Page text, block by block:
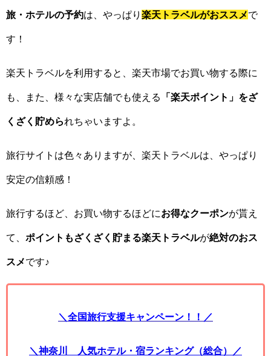
旅・ホテルの予約は、やっぱり 楽天トラベルがおススメで
す！
楽天トラベルを利用すると、楽天市場でお買い物する際に
も、また、様々な実店舗でも使える 「楽天ポイント」をざ
くざく貯められちゃいますよ。
旅行サイトは色々ありますが、楽天トラベルは、やっぱり
安定の信頼感！
旅行するほど、お買い物するほどにお得なクーポンが貰え
て、 ポイントもざくざく貯まる楽天トラベルが絶対のおス
スメです♪
＼全国旅行支援キャンペーン！！／
＼神奈川 人気ホテル・宿ランキング（総合）／